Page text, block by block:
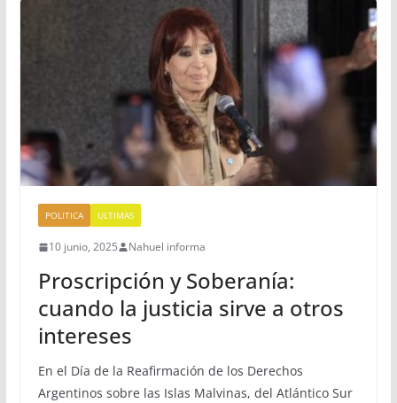
POLITICA ULTIMAS
10 junio, 2025 Nahuel informa
Proscripción y Soberanía:
cuando la justicia sirve a otros
intereses
En el Día de la Reafirmación de los Derechos
Argentinos sobre las Islas Malvinas, del Atlántico Sur